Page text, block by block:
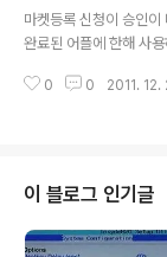
마켓등록 신청이 승인
완료된 어플에 한해 사
0 0 2011. 12.
이 블로그 인기글